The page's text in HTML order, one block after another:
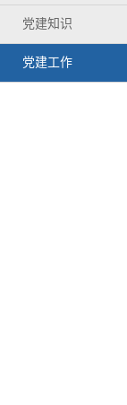
党建知识
党建工作